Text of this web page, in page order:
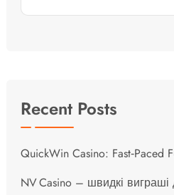
Recent Posts
QuickWin Casino: Fast‑Paced
NV Casino – швидкі